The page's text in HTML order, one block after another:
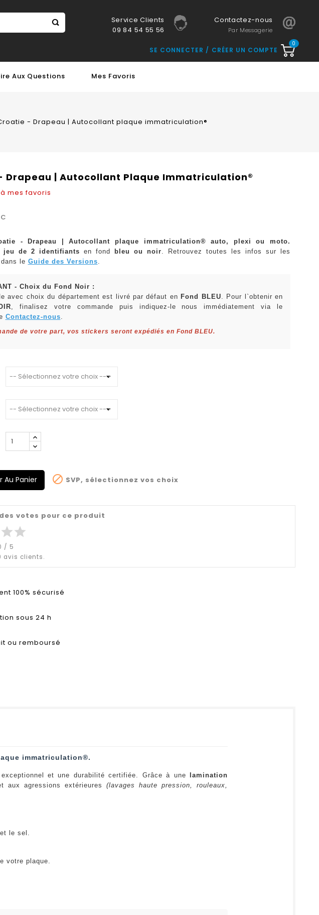
Service Clients
09 84 54 55 56
Contactez-nous
Par Messagerie
0
SE CONNECTER CRÉER UN COMPTE
Aux Questions Mes Favoris
- Drapeau | Autocollant plaque immatriculation®
Drapeau | Autocollant Plaque Immatriculation®
mes favoris
- Drapeau | Autocollant plaque immatriculation® auto, plexi ou moto.
jeu de 2 identifiants en fond bleu ou noir . Retrouvez toutes les infos sur les
le Guide des Versions
- Choix du Fond Noir :
avec choix du département est livré par défaut en Fond BLEU . Pour l`obtenir en
, finalisez votre commande puis indiquez-le nous immédiatement via le
Contactez-nous
de votre part, vos stickers seront expédiés en Fond BLEU.
Au Panier  SVP, sélectionnez vos choix
votes pour ce produit
starstar
/ 5
avis clients.
100% sécurisé
sous 24 h
ou remboursé
immatriculation®.
et une durabilité certifiée. Grâce à une
lamination
aux agressions extérieures(lavages haute pression, rouleaux,
le sel.
votre plaque.